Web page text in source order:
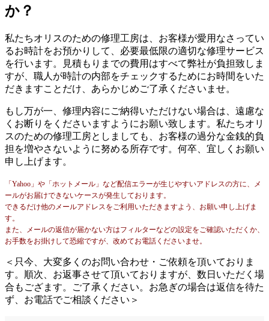
か？
私たちオリスのための修理工房は、お客様が愛用なさってい
るお時計をお預かりして、必要最低限の適切な修理サービス
を行います。見積もりまでの費用はすべて弊社が負担致しま
すが、職人が時計の内部をチェックするためにお時間をいた
だきますことだけ、あらかじめご了承くださいませ。
もし万が一、修理内容にご納得いただけない場合は、遠慮な
くお断りをくださいますようにお願い致します。私たちオリ
スのための修理工房としましても、お客様の過分な金銭的負
担を増やさないように努める所存です。何卒、宜しくお願い
申し上げます。
「Yahoo」や「ホットメール」など配信エラーが生じやすいアドレスの方に、メ
ールがお届けできないケースが発生しております。
できるだけ他のメールアドレスをご利用いただきますよう、お願い申し上げま
す。
また、メールの返信が届かない方はフィルターなどの設定をご確認いただくか、
お手数をお掛けして恐縮ですが、改めてお電話くださいませ。
＜只今、大変多くのお問い合わせ・ご依頼を頂いておりま
す。順次、お返事させて頂いておりますが、数日いただく場
合もござます。ご了承ください。お急ぎの場合は返信を待た
ず、お電話でご相談ください＞